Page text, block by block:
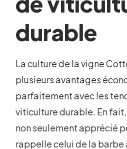
durable
La culture de la vigne
plusieurs avantages
parfaitement avec les
viticulture durable. En
non seulement apprécié
rappelle celui de la barbe